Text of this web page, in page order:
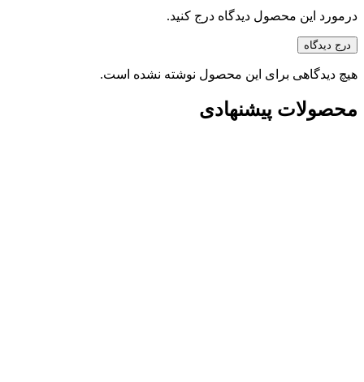
درمورد این محصول دیدگاه درج کنید.
درج دیدگاه
هیچ دیدگاهی برای این محصول نوشته نشده است.
محصولات پیشنهادی